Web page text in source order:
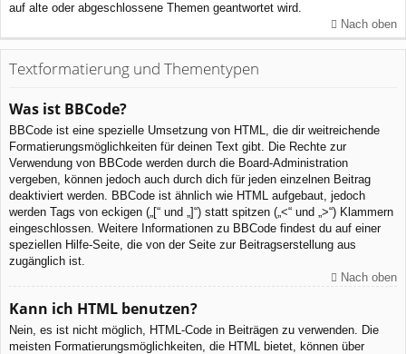
auf alte oder abgeschlossene Themen geantwortet wird.
Nach oben
Textformatierung und Thementypen
Was ist BBCode?
BBCode ist eine spezielle Umsetzung von HTML, die dir weitreichende
Formatierungsmöglichkeiten für deinen Text gibt. Die Rechte zur
Verwendung von BBCode werden durch die Board-Administration
vergeben, können jedoch auch durch dich für jeden einzelnen Beitrag
deaktiviert werden. BBCode ist ähnlich wie HTML aufgebaut, jedoch
werden Tags von eckigen („[“ und „]“) statt spitzen („<“ und „>“) Klammern
eingeschlossen. Weitere Informationen zu BBCode findest du auf einer
speziellen Hilfe-Seite, die von der Seite zur Beitragserstellung aus
zugänglich ist.
Nach oben
Kann ich HTML benutzen?
Nein, es ist nicht möglich, HTML-Code in Beiträgen zu verwenden. Die
meisten Formatierungsmöglichkeiten, die HTML bietet, können über